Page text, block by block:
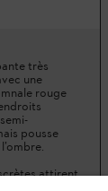
très
une
rouge
pousse
attirent